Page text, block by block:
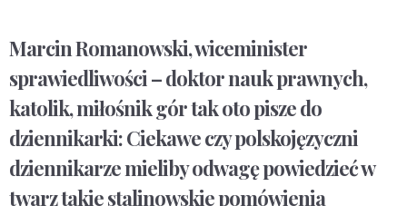
Marcin Romanowski, wiceminister
sprawiedliwości – doktor nauk prawnych,
katolik, miłośnik gór tak oto pisze do
dziennikarki: Ciekawe czy polskojęzyczni
dziennikarze mieliby odwagę powiedzieć w
twarz takie stalinowskie pomówienia